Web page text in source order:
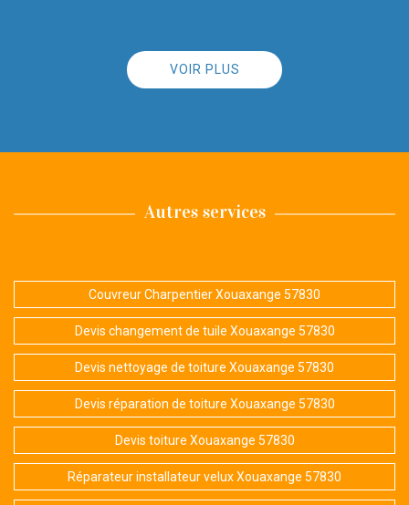
VOIR PLUS
Autres services
Couvreur Charpentier Xouaxange 57830
Devis changement de tuile Xouaxange 57830
Devis nettoyage de toiture Xouaxange 57830
Devis réparation de toiture Xouaxange 57830
Devis toiture Xouaxange 57830
Réparateur installateur velux Xouaxange 57830